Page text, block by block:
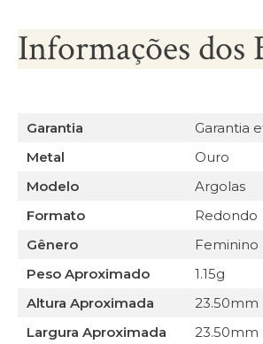
Informações dos
Garantia
Garantia
Metal
Ouro
Modelo
Argolas
Formato
Redondo
Gênero
Feminino
Peso Aproximado
1.15g
Altura Aproximada
23.50mm
Largura Aproximada
23.50mm